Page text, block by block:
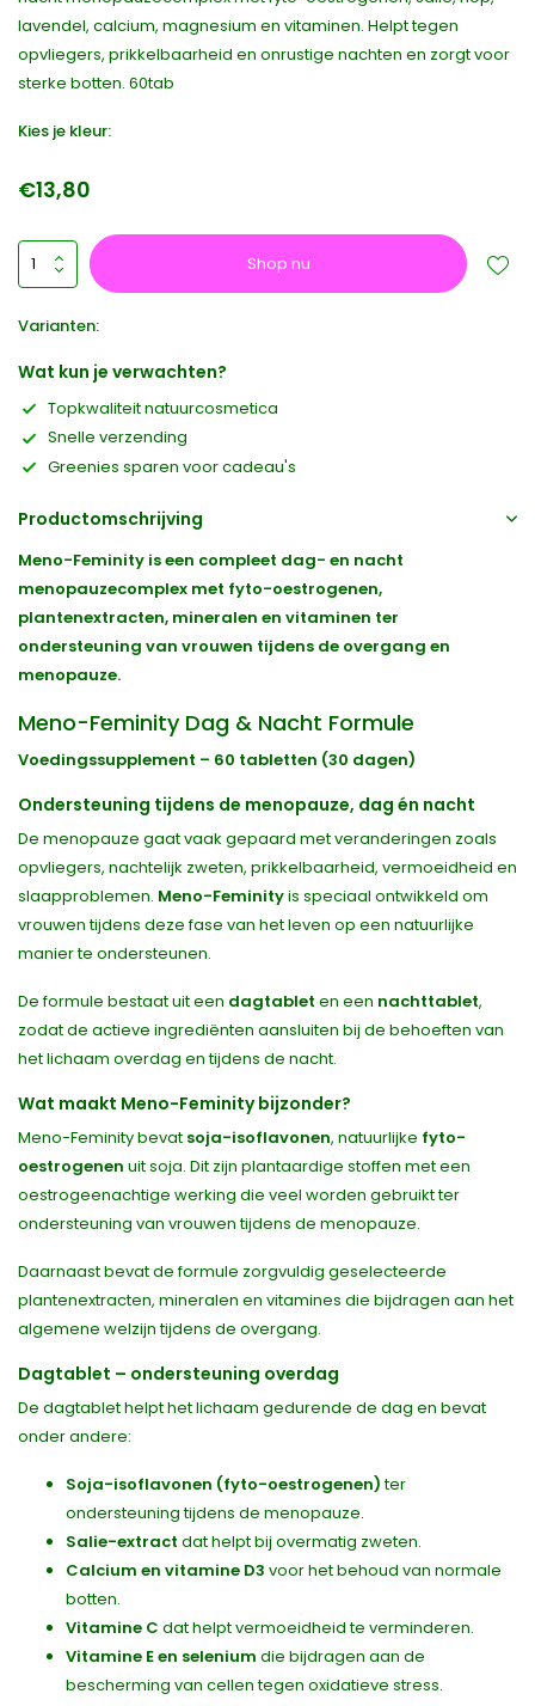
lavendel, calcium, magnesium en vitaminen. Helpt tegen
opvliegers, prikkelbaarheid en onrustige nachten en zorgt voor
sterke botten. 60tab
Kies je kleur:
€13,80
Shop nu
Varianten:
Wat kun je verwachten?
Topkwaliteit natuurcosmetica
Snelle verzending
Greenies sparen voor cadeau's
Productomschrijving
Meno-Feminity is een compleet dag- en nacht
menopauzecomplex met fyto-oestrogenen,
plantenextracten, mineralen en vitaminen ter
ondersteuning van vrouwen tijdens de overgang en
menopauze.
Meno-Feminity Dag & Nacht Formule
Voedingssupplement – 60 tabletten (30 dagen)
Ondersteuning tijdens de menopauze, dag én nacht
De menopauze gaat vaak gepaard met veranderingen zoals
opvliegers, nachtelijk zweten, prikkelbaarheid, vermoeidheid en
slaapproblemen. Meno-Feminityis speciaal ontwikkeld om
vrouwen tijdens deze fase van het leven op een natuurlijke
manier te ondersteunen.
De formule bestaat uit een dagtablet en een nachttablet,
zodat de actieve ingrediënten aansluiten bij de behoeften van
het lichaam overdag en tijdens de nacht.
Wat maakt Meno-Feminity bijzonder?
Meno-Feminity bevat soja-isoflavonen, natuurlijke fyto-
oestrogenen uit soja. Dit zijn plantaardige stoffen met een
oestrogeenachtige werking die veel worden gebruikt ter
ondersteuning van vrouwen tijdens de menopauze.
Daarnaast bevat de formule zorgvuldig geselecteerde
plantenextracten, mineralen en vitamines die bijdragen aan het
algemene welzijn tijdens de overgang.
Dagtablet – ondersteuning overdag
De dagtablet helpt het lichaam gedurende de dag en bevat
onder andere:
Soja-isoflavonen (fyto-oestrogenen)ter
ondersteuning tijdens de menopauze.
Salie-extract dat helpt bij overmatig zweten.
Calcium en vitamine D3 voor het behoud van normale
botten.
Vitamine C dat helpt vermoeidheid te verminderen.
Vitamine E en selenium die bijdragen aan de
bescherming van cellen tegen oxidatieve stress.